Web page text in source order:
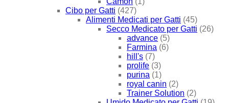
Cibo per Gatti (427)
Alimenti Medicati per Gatti (45)
Secco Medicato per Gatti (26)
advance (5)
Farmina (6)
hill's (7)
prolife (3)
purina (1)
royal canin (2)
Trainer Solution (2)